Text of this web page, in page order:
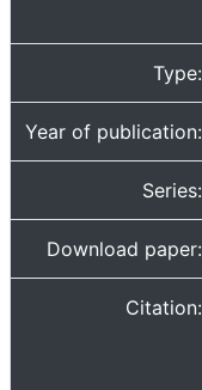
Type:
Year of publication:
Series:
Download paper:
Citation: